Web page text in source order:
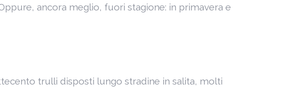
ancora meglio, fuori stagione: in primavera e
trulli disposti lungo stradine in salita, molti